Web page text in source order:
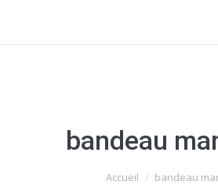
bandeau
Accueil bandeau